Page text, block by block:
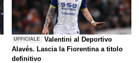
UFFICIALE
Valentini al Deportivo
Alavés. Lascia la Fiorentina a titolo
definitivo